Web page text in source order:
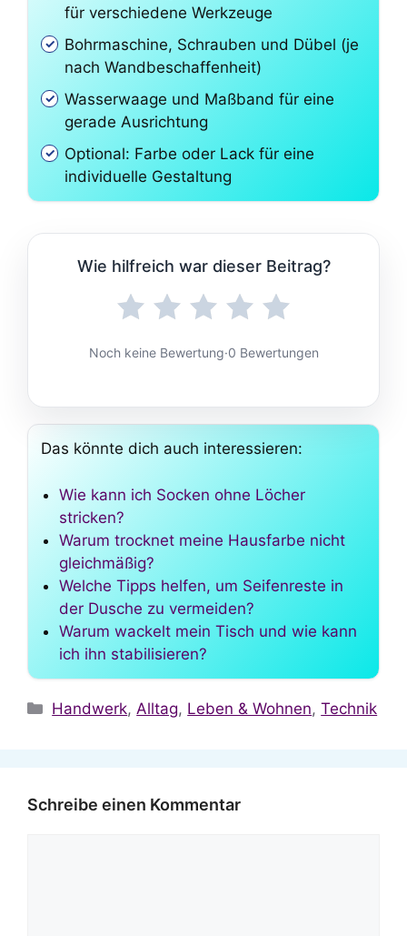
für verschiedene Werkzeuge
Bohrmaschine, Schrauben und Dübel (je
nach Wandbeschaffenheit)
Wasserwaage und Maßband für eine
gerade Ausrichtung
Optional: Farbe oder Lack für eine
individuelle Gestaltung
Wie hilfreich war dieser Beitrag?
Noch keine Bewertung·0 Bewertungen
Das könnte dich auch interessieren:
Wie kann ich Socken ohne Löcher
stricken?
Warum trocknet meine Hausfarbe nicht
gleichmäßig?
Welche Tipps helfen, um Seifenreste in
der Dusche zu vermeiden?
Warum wackelt mein Tisch und wie kann
ich ihn stabilisieren?
Kategorien
Handwerk, Alltag, Leben & Wohnen,Technik
Schreibe einen Kommentar